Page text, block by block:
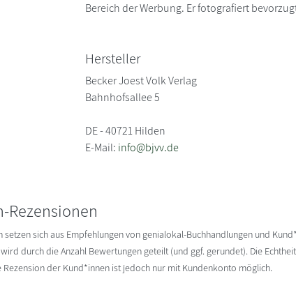
Bereich der Werbung. Er fotografiert
Hersteller
Becker Joest Volk Verlag
Bahnhofsallee 5
DE - 40721 Hilden
E-Mail: info@bjvv.de
Rezensionen
setzen sich aus Empfehlungen von genialokal-Buchhandlungen und
durch die Anzahl Bewertungen geteilt (und ggf. gerundet). Die
Rezension der Kund*innen ist jedoch nur mit Kundenkonto möglich.